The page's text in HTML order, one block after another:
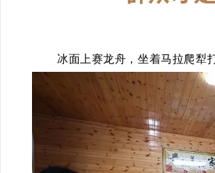
冰面上赛龙舟，坐着马拉爬犁